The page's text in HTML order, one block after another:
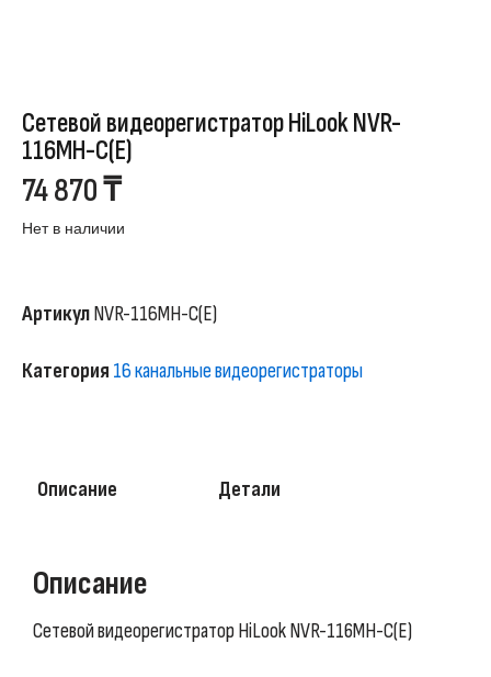
Сетевой видеорегистратор HiLook NVR-
116MH-C(E)
74 870₸
Нет в наличии
АртикулNVR-116MH-C(E)
Категория 16 канальные видеорегистраторы
Описание Детали
Описание
Сетевой видеорегистратор HiLook NVR-116MH-C(E)